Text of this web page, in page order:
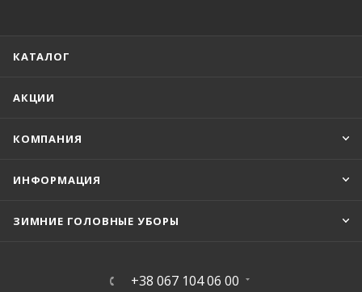
КАТАЛОГ
АКЦИИ
КОМПАНИЯ
ИНФОРМАЦИЯ
ЗИМНИЕ ГОЛОВНЫЕ УБОРЫ
+38 067 104 06 00